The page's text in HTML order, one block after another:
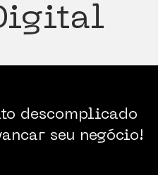
descomplicado
seu negócio!